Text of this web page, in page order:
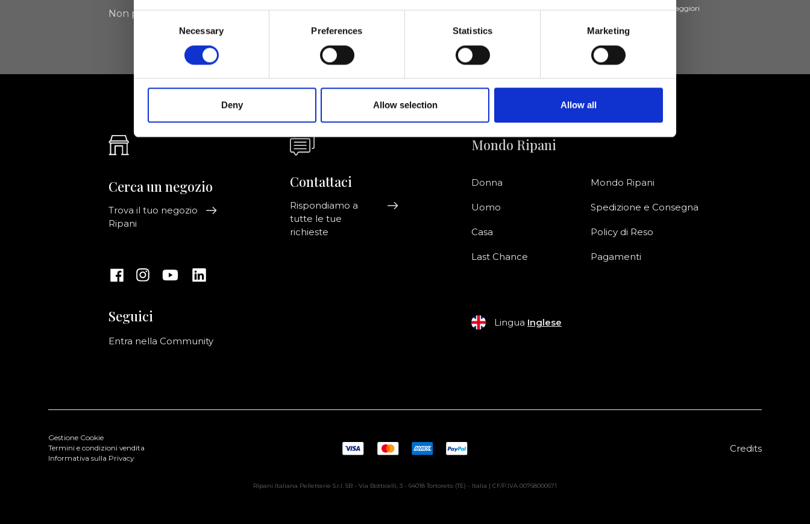
Consent
Necessary Preferences Statistics Marketing
Deny Allow selection Allow all
Non perdere le novità di Ripani, iscriviti alla newsletter!
Acconsento a ricevere novità e promo da Ripani. Per maggiori
Cerca un negozio
Trova il tuo negozio
Ripani
Seguici
Entra nella Community
Contattaci
Rispondiamo a
tutte le tue
richieste
Mondo Ripani
Donna
Uomo
Casa
Last Chance
Mondo Ripani
Spedizione e Consegna
Policy di Reso
Pagamenti
Lingua Inglese
Gestione Cookie
Termini e condizioni vendita
Informativa sulla Privacy
Credits
Ripani Italiana Pelletterie S.r.l. SB - Via Botticelli, 3 - 64018 Tortoreto (TE) - Italia | CF/P.IVA 00768000671